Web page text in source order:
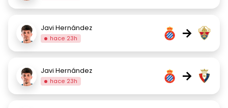
Javi Hernández
hace 23h →
Javi Hernández
hace 23h →